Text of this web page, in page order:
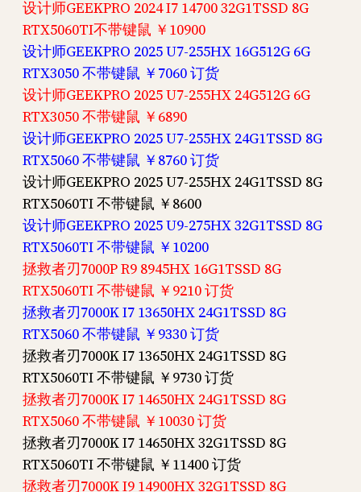
设计师GEEKPRO 2024 I7 14700 32G1TSSD 8G
RTX5060TI不带键鼠 ￥10900
设计师GEEKPRO 2025 U7-255HX 16G512G 6G
RTX3050 不带键鼠 ￥7060 订货
设计师GEEKPRO 2025 U7-255HX 24G512G 6G
RTX3050 不带键鼠 ￥6890
设计师GEEKPRO 2025 U7-255HX 24G1TSSD 8G
RTX5060 不带键鼠 ￥8760 订货
设计师GEEKPRO 2025 U7-255HX 24G1TSSD 8G
RTX5060TI 不带键鼠 ￥8600
设计师GEEKPRO 2025 U9-275HX 32G1TSSD 8G
RTX5060TI 不带键鼠 ￥10200
拯救者刃7000P R9 8945HX 16G1TSSD 8G
RTX5060TI 不带键鼠 ￥9210 订货
拯救者刃7000K I7 13650HX 24G1TSSD 8G
RTX5060 不带键鼠 ￥9330 订货
拯救者刃7000K I7 13650HX 24G1TSSD 8G
RTX5060TI 不带键鼠 ￥9730 订货
拯救者刃7000K I7 14650HX 24G1TSSD 8G
RTX5060 不带键鼠 ￥10030 订货
拯救者刃7000K I7 14650HX 32G1TSSD 8G
RTX5060TI 不带键鼠 ￥11400 订货
拯救者刃7000K I9 14900HX 32G1TSSD 8G